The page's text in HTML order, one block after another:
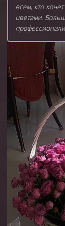
всем, кто
цветами.